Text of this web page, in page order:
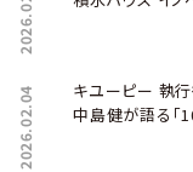
2026.02.04
キユーピー 執行
中島健が語る「